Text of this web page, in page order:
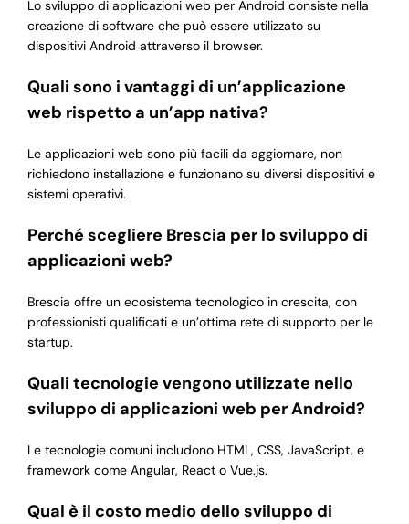
Lo sviluppo di applicazioni web per Android consiste nella
creazione di software che può essere utilizzato su
dispositivi Android attraverso il browser.
Quali sono i vantaggi di un’applicazione
web rispetto a un’app nativa?
Le applicazioni web sono più facili da aggiornare, non
richiedono installazione e funzionano su diversi dispositivi e
sistemi operativi.
Perché scegliere Brescia per lo sviluppo di
applicazioni web?
Brescia offre un ecosistema tecnologico in crescita, con
professionisti qualificati e un’ottima rete di supporto per le
startup.
Quali tecnologie vengono utilizzate nello
sviluppo di applicazioni web per Android?
Le tecnologie comuni includono HTML, CSS, JavaScript, e
framework come Angular, React o Vue.js.
Qual è il costo medio dello sviluppo di